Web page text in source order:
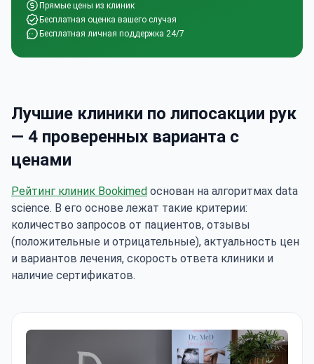
Прямые цены из клиник
Бесплатная оценка вашего случая
Бесплатная личная поддержка 24/7
Лучшие клиники по липосакции рук
— 4 проверенных варианта с
ценами
Рейтинг клиник Bookimed основан на алгоритмах data
science. В его основе лежат такие критерии:
количество запросов от пациентов, отзывы
(положительные и отрицательные), актуальность цен
и вариантов лечения, скорость ответа клиники и
наличие сертификатов.